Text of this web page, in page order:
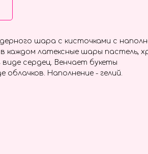
шара с кисточками с
каждом латексные шары пастель,
сердец. Венчает букеты
облачков. Наполнение - гелий.